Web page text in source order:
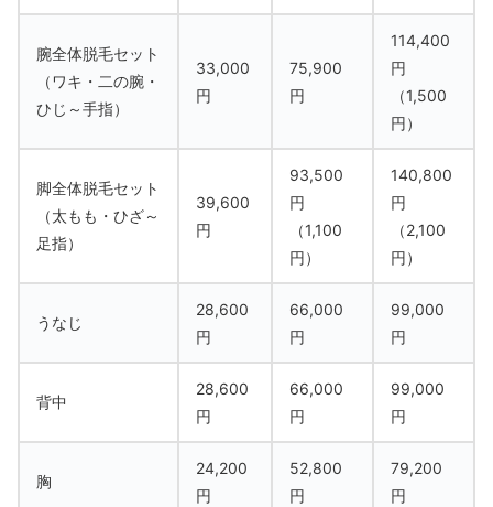
腕全体脱毛セット
（ワキ・二の腕・
ひじ～手指）
33,000
円
75,900
円
114,400
円
（1,500
円）
脚全体脱毛セット
（太もも・ひざ～
足指）
39,600
円
93,500
円
（1,100
円）
140,800
円
（2,100
円）
うなじ
28,600
円
66,000
円
99,000
円
背中
28,600
円
66,000
円
99,000
円
胸
24,200
円
52,800
円
79,200
円